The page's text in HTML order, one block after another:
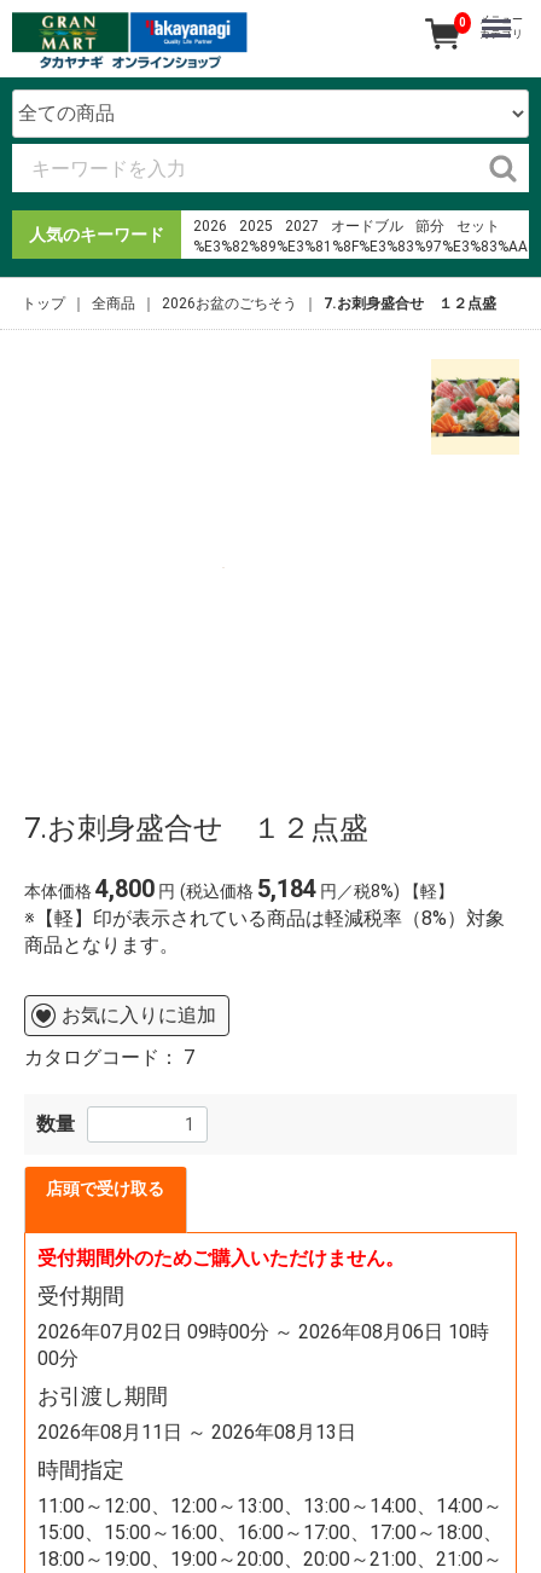
人気のキーワード 2026 2025 2027 オードブル 節分
セット
%E3%82%89%E3%81%8F%E3%83%97%E3%83%AA
pdf %C3%B4n b%E1%BB%87nh
%E3%82%A2%E3%83%B3%E3%82%AB%E3%83%BC
%EB%AF%B8%EC%93%B0%EB%B9%84%EC%8B%9C
%ED%95%9C%EA%B8%80%ED%8C%A8%ED%94%BC
0
メニュー
カテゴリ
トップ 全商品 2026お盆のごちそう 7.お刺身盛合せ １２点盛
7.お刺身盛合せ １２点盛
本体価格4,800 円 (税込価格 5,184 円／税8%) 【軽】
※【軽】印が表示されている商品は軽減税率（8%）対象
商品となります。
お気に入りに追加
カタログコード： 7
数量
店頭で受け取る
受付期間外のためご購入いただけません。
受付期間
2026年07月02日 09時00分 ～ 2026年08月06日 10時
00分
お引渡し期間
2026年08月11日 ～ 2026年08月13日
時間指定
11:00～12:00、12:00～13:00、13:00～14:00、14:00～
15:00、15:00～16:00、16:00～17:00、17:00～18:00、
18:00～19:00、19:00～20:00、20:00～21:00、21:00～